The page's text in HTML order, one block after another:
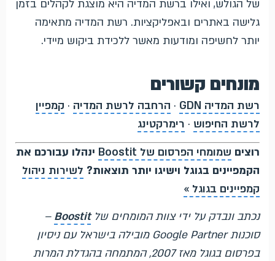
של הגולש, ואילו ברשת המדיה היא מוצגת לקהלים בזמן
גלישה באתרים ובאפליקציות. רשת המדיה מתאימה
יותר לחשיפה ומודעות מאשר ללכידת ביקוש מיידי.
מונחים קשורים
רשת המדיה GDN · הרחבה לרשת המדיה · קמפיין
לרשת החיפוש · רימרקטינג
רוצים שמומחי הפרסום של Boostit
ינהלו עבורכם את
הקמפיינים בגוגל וישיגו יותר תוצאות? לשירות ניהול
קמפיינים בגוגל »
נכתב ונבדק על ידי צוות המומחים שלBoostit
–
סוכנות Google Partner מובילה בישראל עם ניסיון
בפרסום בגוגל מאז 2007, המתמחה בהגדלת המרות